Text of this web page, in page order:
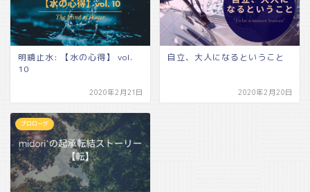
明鏡止水: 【水の心得】 vol.
10
2020年2月21日
自立、大人になるということ
2020年2月20日
プロローグ